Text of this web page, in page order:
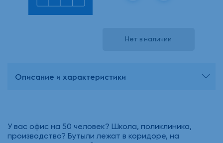
Нет в наличии
Описание и характеристики
У вас офис на 50 человек? Школа, поликлиника,
производство? Бутыли лежат в коридоре, на